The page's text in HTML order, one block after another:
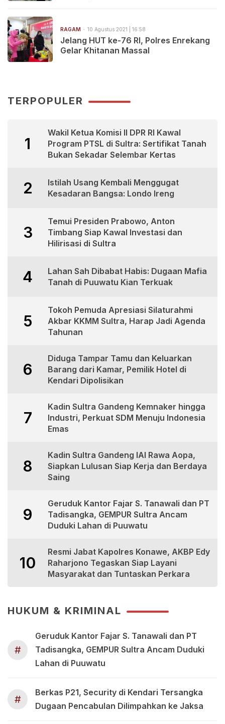
RAGAM 10 Agustus 2021 | 16:58
Jelang HUT ke-76 RI, Polres Enrekang
Gelar Khitanan Massal
TERPOPULER
1
Wakil Ketua Komisi II DPR RI Kawal
Program PTSL di Sultra: Sertifikat Tanah
Bukan Sekadar Selembar Kertas
2
Istilah Usang Kembali Menggugat
Kesadaran Bangsa: Londo Ireng
3
Temui Presiden Prabowo, Anton
Timbang Siap Kawal Investasi dan
Hilirisasi di Sultra
4
Lahan Sah Dibabat Habis: Dugaan Mafia
Tanah di Puuwatu Kian Terkuak
5
Tokoh Pemuda Apresiasi Silaturahmi
Akbar KKMM Sultra, Harap Jadi Agenda
Tahunan
6
Diduga Tampar Tamu dan Keluarkan
Barang dari Kamar, Pemilik Hotel di
Kendari Dipolisikan
7
Kadin Sultra Gandeng Kemnaker hingga
Industri, Perkuat SDM Menuju Indonesia
Emas
8
Kadin Sultra Gandeng IAI Rawa Aopa,
Siapkan Lulusan Siap Kerja dan Berdaya
Saing
9
Geruduk Kantor Fajar S. Tanawali dan PT
Tadisangka, GEMPUR Sultra Ancam
Duduki Lahan di Puuwatu
10
Resmi Jabat Kapolres Konawe, AKBP Edy
Raharjono Tegaskan Siap Layani
Masyarakat dan Tuntaskan Perkara
HUKUM & KRIMINAL
#
Geruduk Kantor Fajar S. Tanawali dan PT
Tadisangka, GEMPUR Sultra Ancam Duduki
Lahan di Puuwatu
#
Berkas P21, Security di Kendari Tersangka
Dugaan Pencabulan Dilimpahkan ke Jaksa